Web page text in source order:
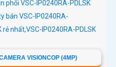
VISIONCOP (4MP)